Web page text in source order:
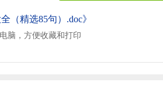
（精选85句）.doc》
脑，方便收藏和打印